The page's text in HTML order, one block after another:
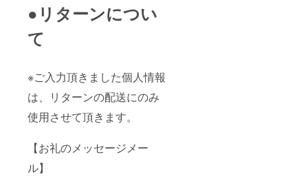
●リターンについ
て
※ご入力頂きました個人情報
は、リターンの配送にのみ
使用させて頂きます。
【お礼のメッセージメー
ル】